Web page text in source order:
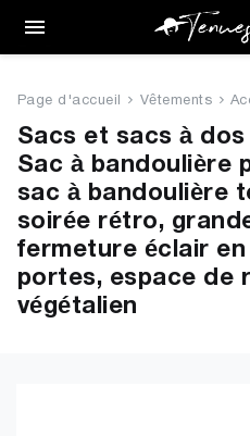
Femme
Vêtements
Chaussures
Sacs
Accessoires
Page d'accueil Vêtements
Sacs et sacs à dos
Sac à bandoulière
sac à bandoulière
soirée rétro,
fermeture éclair
portes, espace de
végétalien